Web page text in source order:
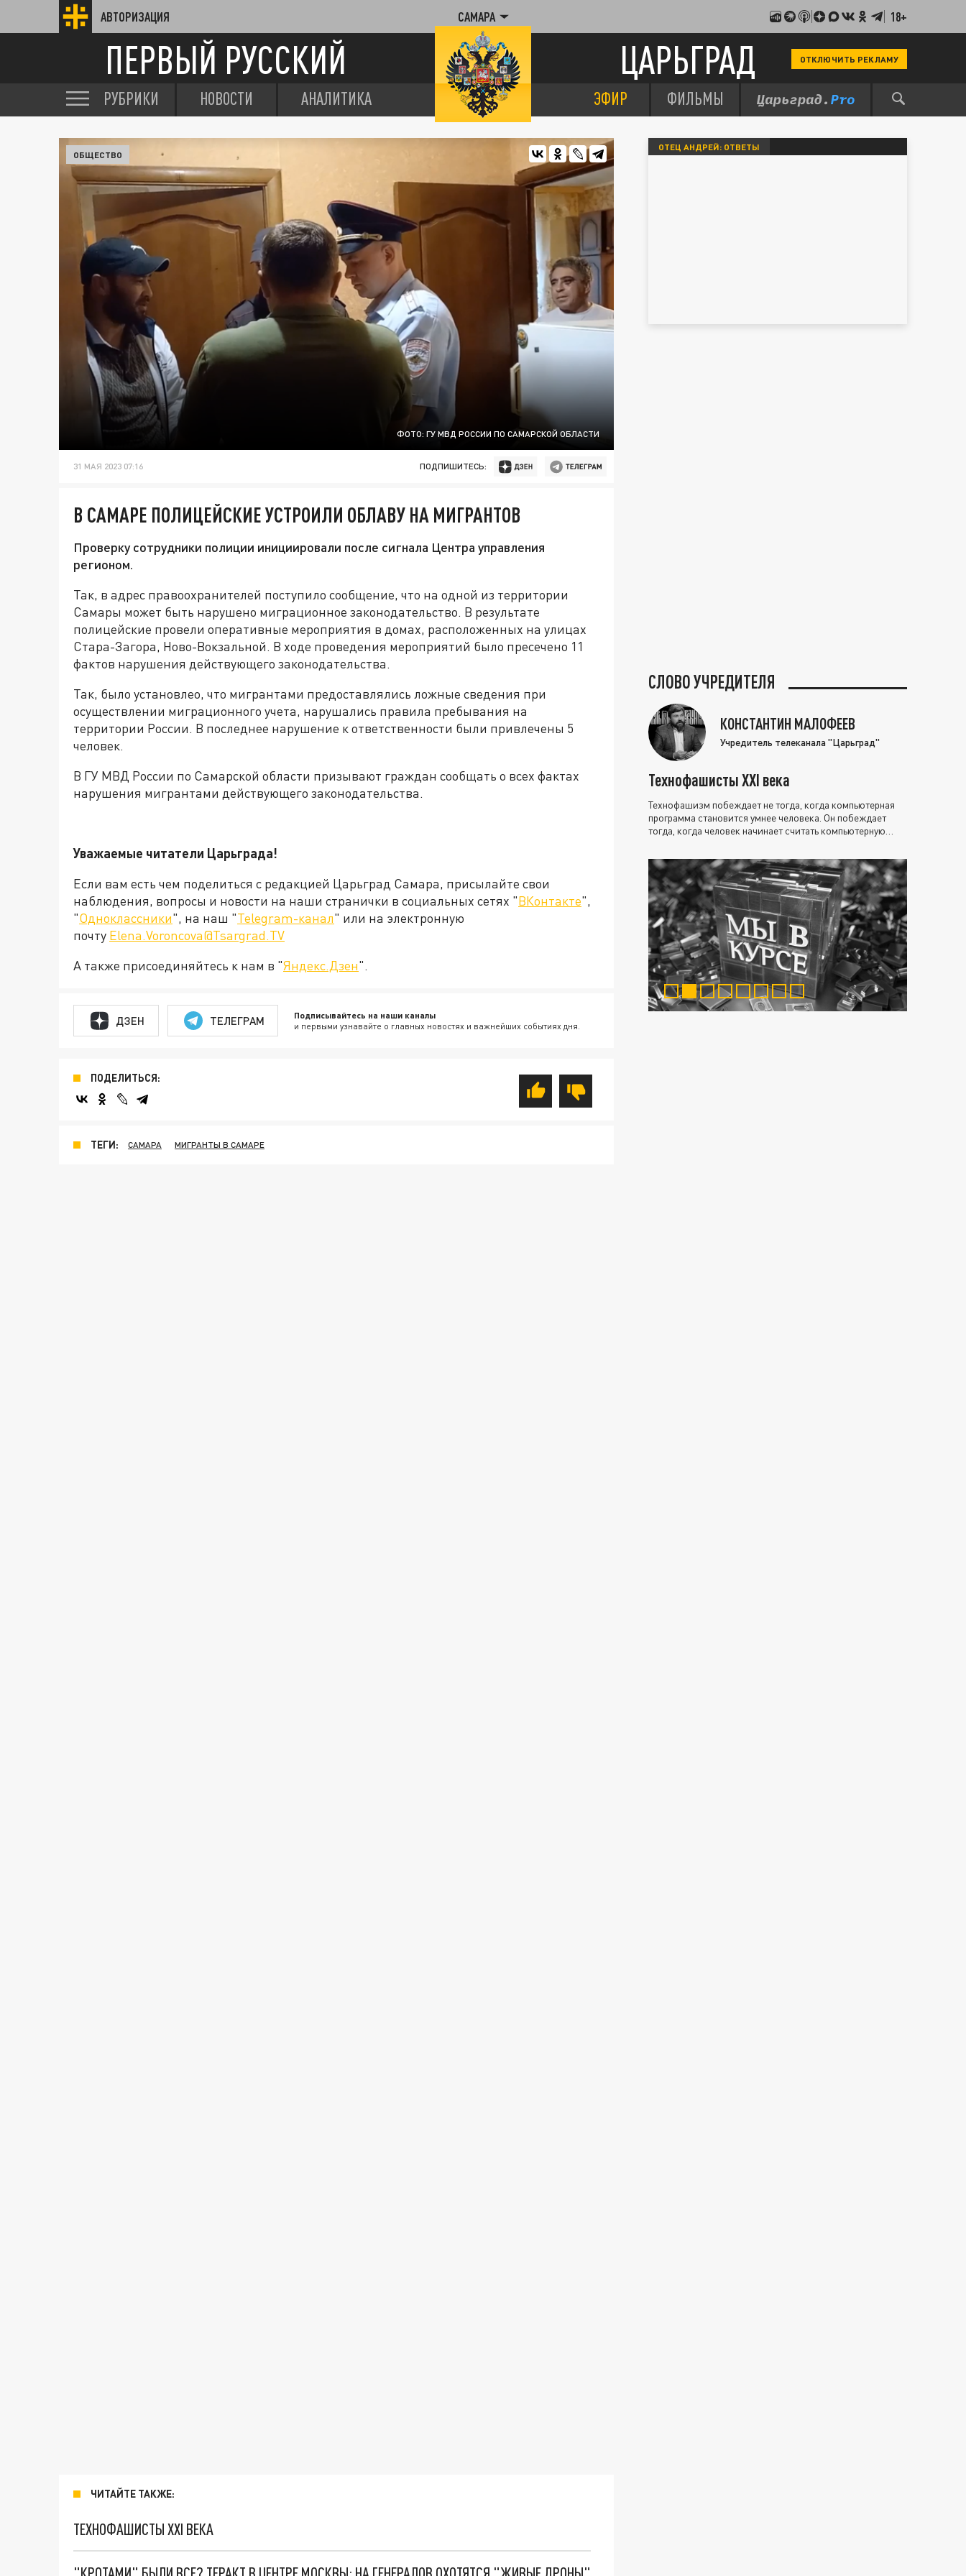
АВТОРИЗАЦИЯ САМАРА 18+
ПЕРВЫЙ РУССКИЙ ЦАРЬГРАД ОТКЛЮЧИТЬ РЕКЛАМУ
РУБРИКИ НОВОСТИ АНАЛИТИКА ЭФИР ФИЛЬМЫ
ФОТО: ГУ МВД РОССИИ ПО САМАРСКОЙ ОБЛАСТИ
ОБЩЕСТВО
31 МАЯ 2023 07:16 ПОДПИШИТЕСЬ:
В САМАРЕ ПОЛИЦЕЙСКИЕ УСТРОИЛИ ОБЛАВУ НА МИГРАНТОВ
Проверку сотрудники полиции инициировали после сигнала Центра управления
регионом.
Так, в адрес правоохранителей поступило сообщение, что на одной из территории
Самары может быть нарушено миграционное законодательство. В результате
полицейские провели оперативные мероприятия в домах, расположенных на улицах
Стара-Загора, Ново-Вокзальной. В ходе проведения мероприятий было пресечено 11
фактов нарушения действующего законодательства.
Так, было установлео, что мигрантами предоставлялись ложные сведения при
осуществлении миграционного учета, нарушались правила пребывания на
территории России. В последнее нарушение к ответственности были привлечены 5
человек.
В ГУ МВД России по Самарской области призывают граждан сообщать о всех фактах
нарушения мигрантами действующего законодательства.
Уважаемые читатели Царьграда!
Если вам есть чем поделиться с редакцией Царьград Самара, присылайте свои
наблюдения, вопросы и новости на наши странички в социальных сетях "ВКонтакте",
"Одноклассники", на наш "Telegram-канал" или на электронную
почту Elena.Voroncova@Tsargrad.TV
А также присоединяйтесь к нам в "Яндекс.Дзен".
ДЗЕН ТЕЛЕГРАМ Подписывайтесь на наши каналы
и первыми узнавайте о главных новостях и важнейших событиях дня.
ПОДЕЛИТЬСЯ:
ТЕГИ: САМАРА МИГРАНТЫ В САМАРЕ
ЧИТАЙТЕ ТАКЖЕ:
ТЕХНОФАШИСТЫ XXI ВЕКА
ОТЕЦ АНДРЕЙ: ОТВЕТЫ
СЛОВО УЧРЕДИТЕЛЯ
КОНСТАНТИН МАЛОФЕЕВ
Учредитель телеканала "Царьград"
Технофашисты XXI века
Технофашизм побеждает не тогда, когда компьютерная
программа становится умнее человека. Он побеждает
тогда, когда человек начинает считать компьютерную